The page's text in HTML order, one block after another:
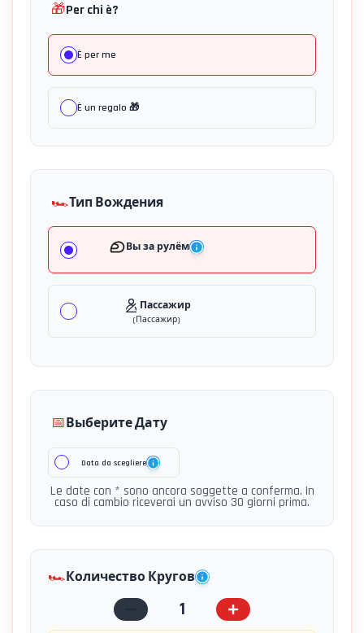
🎁Per chi è?
È per me
È un regalo 🎁
🏎️Тип Вождения
Вы за рулём
Пассажир
(Пассажир)
📅Выберите Дату
Data da scegliere
Le date con * sono ancora soggette a conferma. In
caso di cambio riceverai un avviso 30 giorni prima.
🏎️Количество Кругов
1